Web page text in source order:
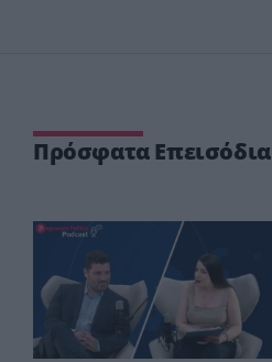
Πρόσφατα Επεισόδια